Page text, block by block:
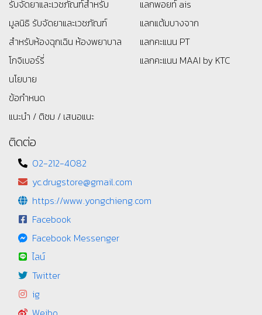
ร้านยา
ยาจีน
สมุนไพรไทย
ยาแผนปัจจุบัน
รับจัดยาและเวชภัณฑ์สำหรับ
มูลนิธิรับจัดยาและเวชภัณฑ์
สำหรับห้องฉุกเฉิน ห้องพยาบาล
โกจิเบอร์รี่
นโยบาย
ข้อกำหนด
แนะนำ / ติชม / เสนอแนะ
บริการ
ร้านประชารัฐ
ติดต่อ
02-212-4082
yc.drugstore@gmail.com